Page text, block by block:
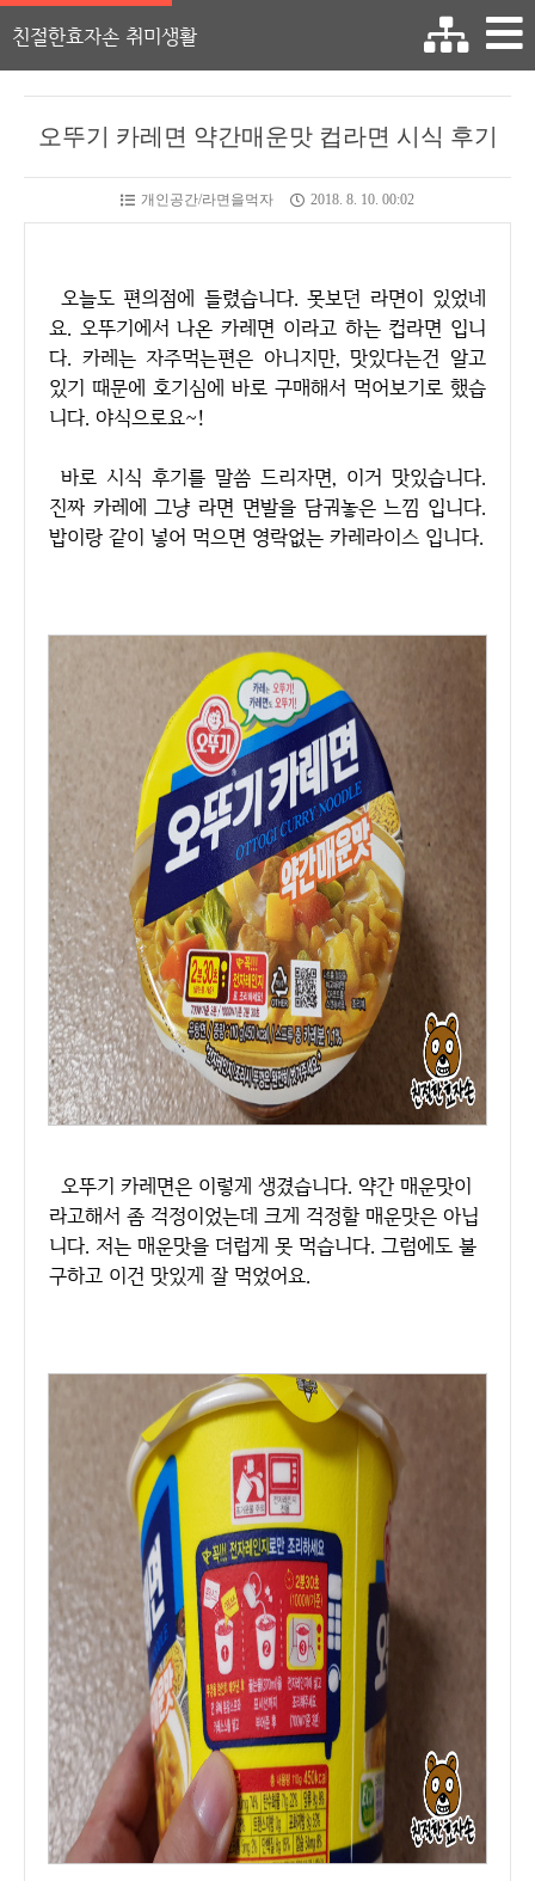
친절한효자손 취미생활
오뚜기 카레면 약간매운맛 컵라면 시식 후기
개인공간/라면을먹자 2018. 8. 10. 00:02
오늘도 편의점에 들렸습니다. 못보던 라면이 있었네
요. 오뚜기에서 나온 카레면 이라고 하는 컵라면 입니
다. 카레는 자주먹는편은 아니지만, 맛있다는건 알고
있기 때문에 호기심에 바로 구매해서 먹어보기로 했습
니다. 야식으로요~!
바로 시식 후기를 말씀 드리자면, 이거 맛있습니다.
진짜 카레에 그냥 라면 면발을 담궈놓은 느낌 입니다.
밥이랑 같이 넣어 먹으면 영락없는 카레라이스 입니다.
오뚜기 카레면은 이렇게 생겼습니다. 약간 매운맛이
라고해서 좀 걱정이었는데 크게 걱정할 매운맛은 아닙
니다. 저는 매운맛을 더럽게 못 먹습니다. 그럼에도 불
구하고 이건 맛있게 잘 먹었어요.